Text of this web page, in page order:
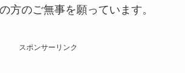
方のご無事を願っています。
スポンサーリンク